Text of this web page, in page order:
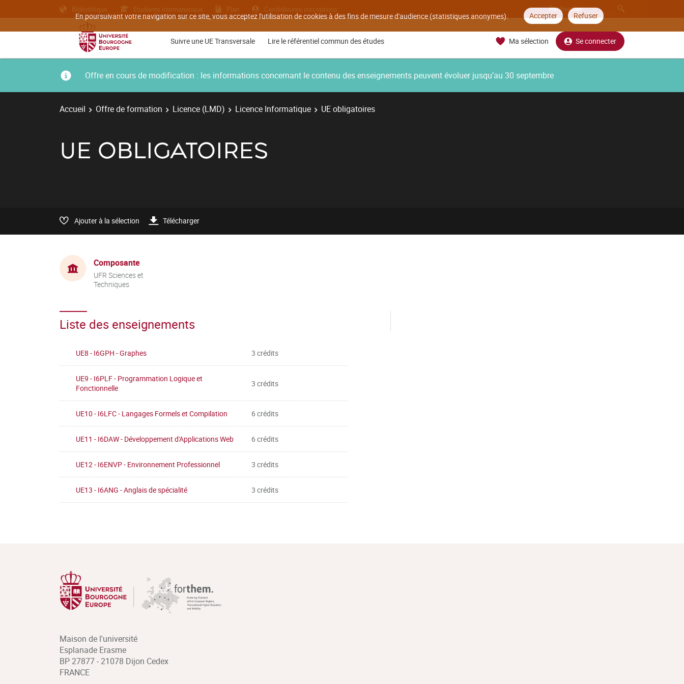
En poursuivant votre navigation sur ce site, vous acceptez l'utilisation de cookies à des fins de mesure d'audience (statistiques anonymes). Accepter Refuser
Bibliothèque Etudiants internationaux Plan Candidatures inscriptions
Suivre une UE Transversale Lire le référentiel commun des études Ma sélection Se connecter
Offre en cours de modification : les informations concernant le contenu des enseignements peuvent évoluer jusqu’au 30 septembre
Accueil Offre de formation Licence (LMD) Licence Informatique UE obligatoires
UE OBLIGATOIRES
Ajouter à la sélection Télécharger
Composante
UFR Sciences et
Techniques
Liste des enseignements
UE8 - I6GPH - Graphes 3 crédits
UE9 - I6PLF - Programmation Logique et
Fonctionnelle
3 crédits
UE10 - I6LFC - Langages Formels et Compilation 6 crédits
UE11 - I6DAW - Développement d'Applications Web 6 crédits
UE12 - I6ENVP - Environnement Professionnel 3 crédits
UE13 - I6ANG - Anglais de spécialité 3 crédits
Maison de l'université
Esplanade Erasme
BP 27877 - 21078 Dijon Cedex
FRANCE